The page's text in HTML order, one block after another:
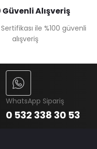
Güvenli Alışveriş
ile %100 güvenli
alışveriş
WhatsApp Sipariş
0 532 338 30 53